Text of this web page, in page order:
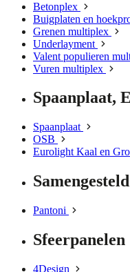
Betonplex
Buigplaten en
Grenen multiplex
Underlayment
Valent populieren
Vuren multiplex
Spaanplaat,
Spaanplaat
OSB
Eurolight Kaal en
Pantoni
Sfeerpanelen
4Design